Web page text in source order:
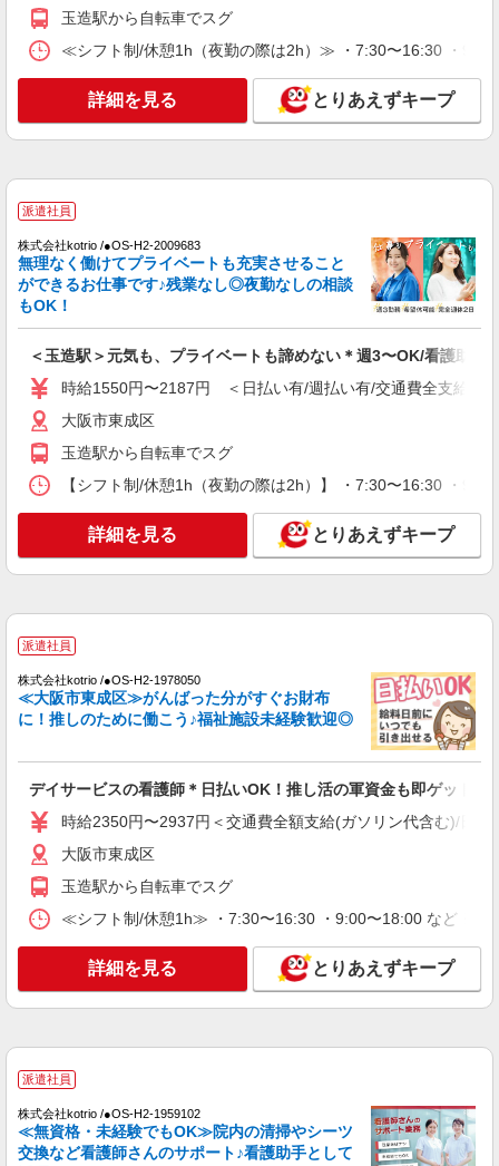
キープ
（株）ウィルオブ・ワークCW 天王寺支店/ms270401
看護助手
大阪府大阪市東成区
派遣社員
株式会社kotrio /●OS-H2-1980664
玉造駅＊看護助手＊日払いOK！推し活の軍資
金も即ゲット◎
時給1550円〜2187円 ＜日払い有/週払い有/交
通費全支給(ガソリン代含む)＞
キープ 詳細を見る
株式会社kotrio /●OS-H2-1978050
デイサービスの看護師＊日払いOK！推し活の
大阪市東成区
キープ 詳細を見る
株式会社kotrio /●OS-H2-2009683
＜玉造駅＞元気も、プライベートも諦めない＊
通費全支給(ガソリン代含む)＞
大阪市東成区
キープ 詳細を見る
時給1550円〜2187円 ＜日払い有/週払い有/交
通費全支給(ガソリン代含む)＞
大阪市東成区
玉造駅から自転車でスグ
≪シフト制/休憩1h（夜勤の際は2h）≫ ・7:30〜16:30 ・
詳細を見る とりあえずキープ
派遣社員
株式会社kotrio /●OS-H2-2009683
無理なく働けてプライベートも充実させること
ができるお仕事です♪残業なし◎夜勤なしの相談
もOK！
＜玉造駅＞元気も、プライベートも諦めない＊週3〜OK/看護助手
時給1550円〜2187円 ＜日払い有/週払い有/交通費全支給(ガ
大阪市東成区
玉造駅から自転車でスグ
【シフト制/休憩1h（夜勤の際は2h）】 ・7:30〜16:30 ・
詳細を見る とりあえずキープ
派遣社員
株式会社kotrio /●OS-H2-1978050
≪大阪市東成区≫がんばった分がすぐお財布
に！推しのために働こう♪福祉施設未経験歓迎◎
デイサービスの看護師＊日払いOK！推し活の軍資金も即ゲット◎
時給2350円〜2937円＜交通費全額支給(ガソリン代含む)/日払
大阪市東成区
玉造駅から自転車でスグ
≪シフト制/休憩1h≫ ・7:30〜16:30 ・9:00〜18:00 など ※残
詳細を見る とりあえずキープ
派遣社員
株式会社kotrio /●OS-H2-1959102
≪無資格・未経験でもOK≫院内の清掃やシーツ
交換など看護師さんのサポート♪看護助手として